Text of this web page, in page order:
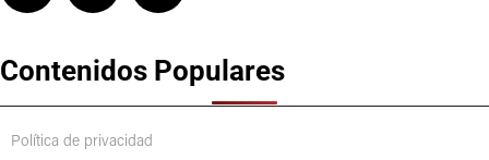
Contenidos Populares
Política de privacidad